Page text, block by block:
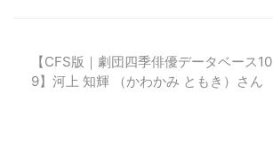
【CFS版｜劇団四季俳優データベース10
9】河上 知輝 （かわかみ ともき）さん